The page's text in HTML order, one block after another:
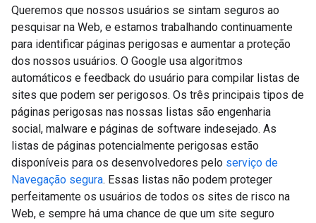
Queremos que nossos usuários se sintam seguros ao
pesquisar na Web, e estamos trabalhando continuamente
para identificar páginas perigosas e aumentar a proteção
dos nossos usuários. O Google usa algoritmos
automáticos e feedback do usuário para compilar listas de
sites que podem ser perigosos. Os três principais tipos de
páginas perigosas nas nossas listas são engenharia
social, malware e páginas de software indesejado. As
listas de páginas potencialmente perigosas estão
disponíveis para os desenvolvedores pelo serviço de
Navegação segura. Essas listas não podem proteger
perfeitamente os usuários de todos os sites de risco na
Web, e sempre há uma chance de que um site seguro